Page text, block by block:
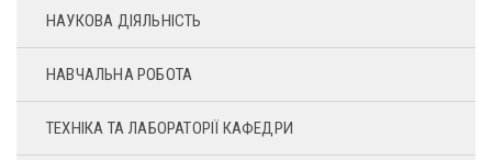
НАУКОВА ДІЯЛЬНІСТЬ
НАВЧАЛЬНА РОБОТА
ТЕХНІКА ТА ЛАБОРАТОРІЇ КАФЕДРИ